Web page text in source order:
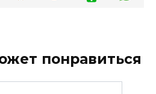
понравиться